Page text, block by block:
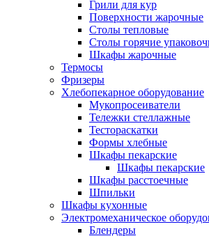
Грили для кур
Поверхности жарочные
Столы тепловые
Столы горячие
Шкафы жарочные
Термосы
Фризеры
Хлебопекарное оборудование
Мукопросеиватели
Тележки стеллажные
Тестораскатки
Формы хлебные
Шкафы пекарские
Шкафы пекарские
Шкафы расстоечные
Шпильки
Шкафы кухонные
Электромеханическое
Блендеры